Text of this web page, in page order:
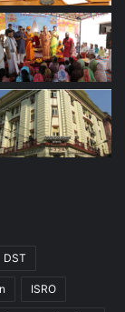
DST
ISRO